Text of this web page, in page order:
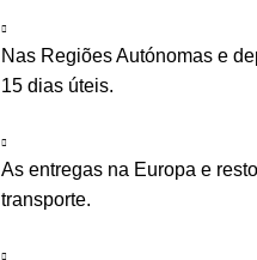
Nas Regiões Autónomas e
15 dias úteis.
As entregas na Europa e
transporte.